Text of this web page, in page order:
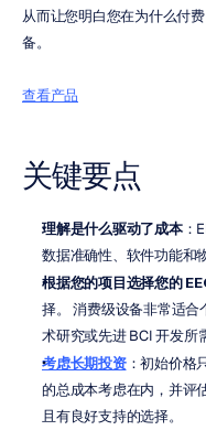
从而让您明白您在为什么付
备。
查看产品
关键要点
理解是什么驱动了成本：
数据准确性、软件功能和
根据您的项目选择您的
择。 消费级设备非常适
术研究或先进 BCI 开发所
考虑长期投资：初始价格
的总成本考虑在内，并评
且有良好支持的选择。